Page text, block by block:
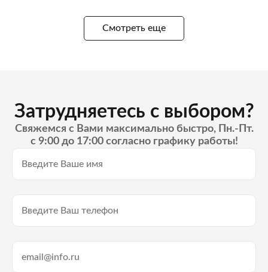
Смотреть еще
Затрудняетесь с выбором?
Свяжемся с Вами максимально быстро, Пн.-Пт.
с 9:00 до 17:00 согласно графику работы!